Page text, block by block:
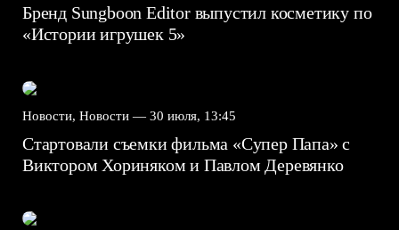
Бренд Sungboon Editor выпустил косметику по
«Истории игрушек 5»
Новости, Новости — 30 июля, 13:45
Стартовали съемки фильма «Супер Папа» с
Виктором Хориняком и Павлом Деревянко